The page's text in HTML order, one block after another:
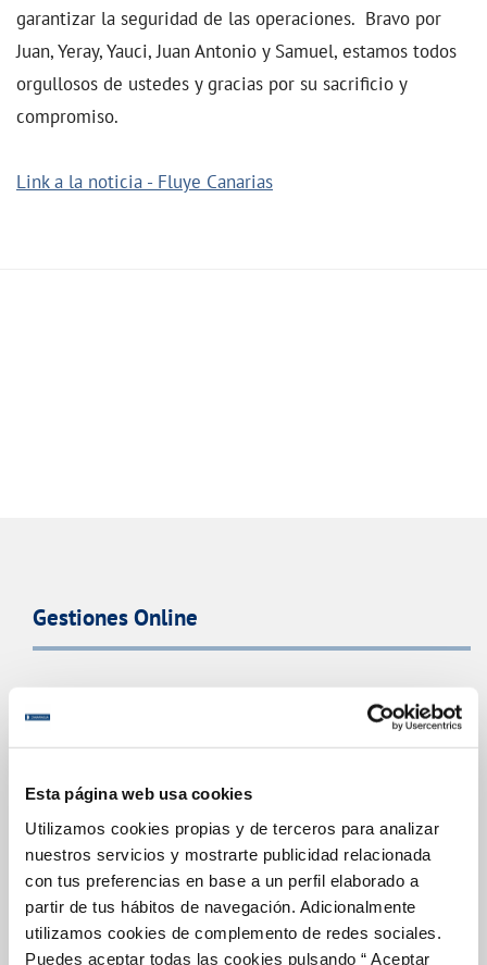
Esta página web usa cookies
Utilizamos cookies propias y de terceros para analizar
nuestros servicios y mostrarte publicidad relacionada
con tus preferencias en base a un perfil elaborado a
partir de tus hábitos de navegación. Adicionalmente
utilizamos cookies de complemento de redes sociales.
Puedes aceptar todas las cookies pulsando “ Aceptar
garantizar la seguridad de las operaciones. Bravo por
Juan, Yeray, Yauci, Juan Antonio y Samuel, estamos todos
orgullosos de ustedes y gracias por su sacrificio y
compromiso.
Link a la noticia - Fluye Canarias
Gestiones Online
INCIDENCIAS
TODAS LAS GESTIONES
OTRAS GESTIONES